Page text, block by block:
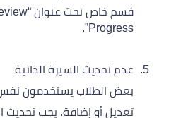
Progress”.
عدم تحديث السيرة الذاتية
بعض الطلاب يستخدمون
تعديل أو إضافة. يجب تحديث